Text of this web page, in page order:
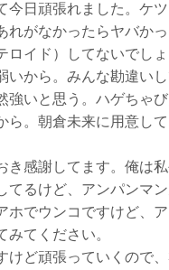
今日頑張れました。ケ
れがなかったらヤバかっ
ロイド）してないでし
いから。みんな勘違い
強いと思う。ハゲちゃ
ら。朝倉未来に用意し
き感謝してます。俺は
てるけど、アンパンマ
ホでウンコですけど、
みてください。
けど頑張っていくので